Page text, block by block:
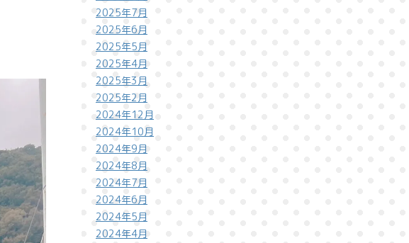
2025年7月
2025年6月
2025年5月
2025年4月
2025年3月
2025年2月
2024年12月
2024年10月
2024年9月
2024年8月
2024年7月
2024年6月
2024年5月
2024年4月